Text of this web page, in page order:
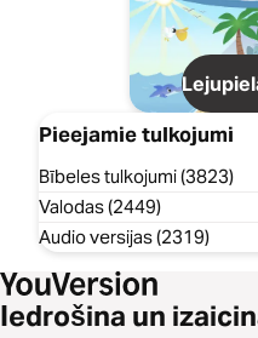
Pieejamie tulkojumi
Bībeles tulkojumi (3823)
Valodas (2449)
Audio versijas (2319)
Iedrošina un